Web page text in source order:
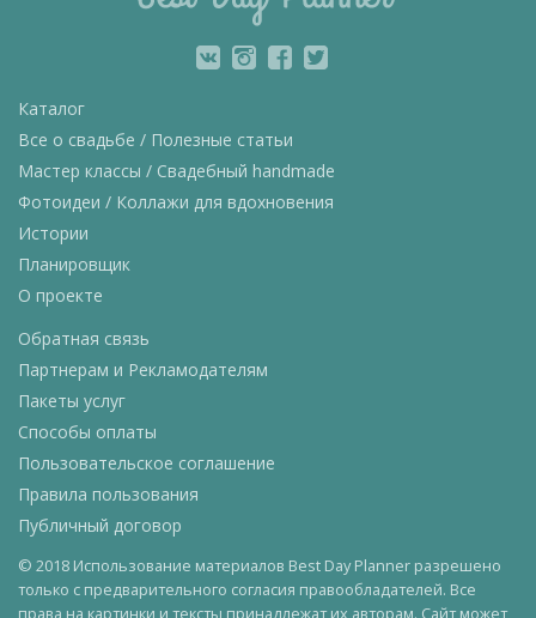
Каталог
Все о свадьбе / Полезные статьи
Мастер классы / Свадебный handmade
Фотоидеи / Коллажи для вдохновения
Истории
Планировщик
О проекте
Обратная связь
Партнерам и Рекламодателям
Пакеты услуг
Способы оплаты
Пользовательское соглашение
Правила пользования
Публичный договор
© 2018 Использование материалов Best Day Planner разрешено
только с предварительного согласия правообладателей. Все
права на картинки и тексты принадлежат их авторам. Сайт может